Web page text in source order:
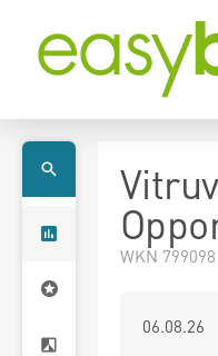
WKN
06.08.26